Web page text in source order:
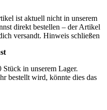
ist aktuell nicht in unserem
direkt bestellen – der Artikel
versandt. Hinweis schließen
in unserem Lager.
bestellt wird, könnte dies das